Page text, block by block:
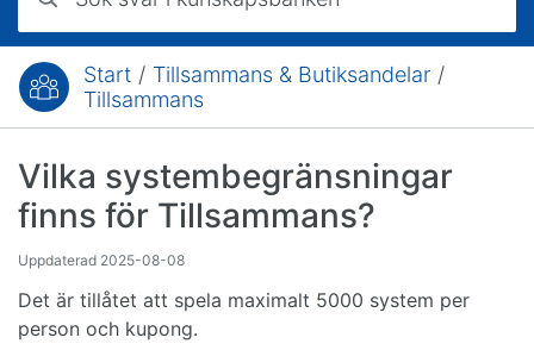
Du är här:
Start / Tillsammans & Butiksandelar /
Tillsammans
Vilka systembegränsningar
finns för Tillsammans?
Uppdaterad 2025-08-08
Det är tillåtet att spela maximalt 5000 system per
person och kupong.